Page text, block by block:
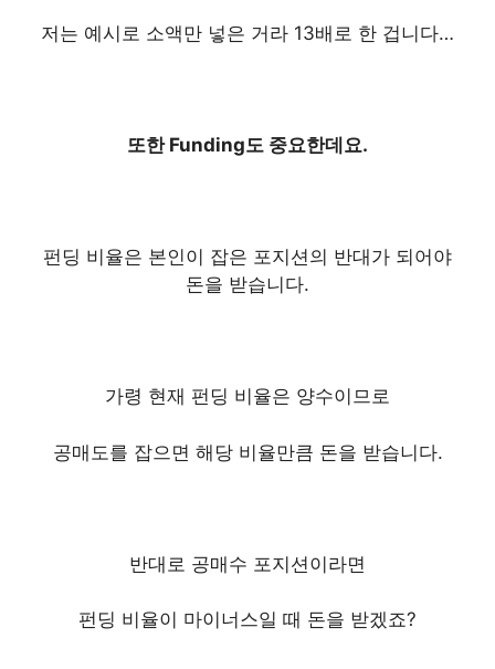
저는 예시로 소액만 넣은 거라 13배로 한 겁니다…
또한 Funding도 중요한데요.
펀딩 비율은 본인이 잡은 포지션의 반대가 되어야
돈을 받습니다.
가령 현재 펀딩 비율은 양수이므로
공매도를 잡으면 해당 비율만큼 돈을 받습니다.
반대로 공매수 포지션이라면
펀딩 비율이 마이너스일 때 돈을 받겠죠?